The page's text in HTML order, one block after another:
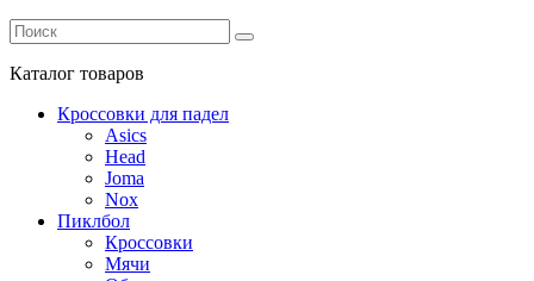
Каталог товаров
Кроссовки для падел
Asics
Head
Joma
Nox
Пиклбол
Кроссовки
Мячи